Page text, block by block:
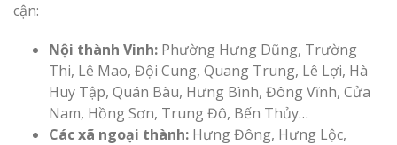
cận:
Nội thành Vinh: Phường Hưng Dũng, Trường
Thi, Lê Mao, Đội Cung, Quang Trung, Lê Lợi, Hà
Huy Tập, Quán Bàu, Hưng Bình, Đông Vĩnh, Cửa
Nam, Hồng Sơn, Trung Đô, Bến Thủy…
Các xã ngoại thành: Hưng Đông, Hưng Lộc,